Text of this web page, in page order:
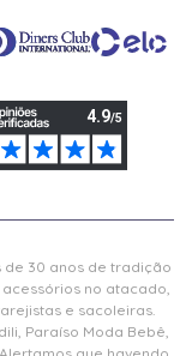
30 anos de tradição
no atacado,
e sacoleiras.
Paraíso Moda Bebê,